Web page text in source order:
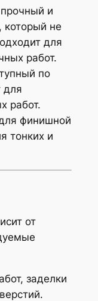
и
который не
для
работ.
по
для
работ.
финишной
тонких и
от
заделки